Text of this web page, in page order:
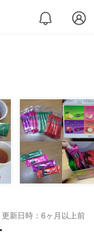
更新日時：6ヶ月以上前